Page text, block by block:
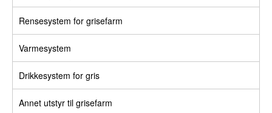
Rensesystem for grisefarm
Varmesystem
Drikkesystem for gris
Annet utstyr til grisefarm